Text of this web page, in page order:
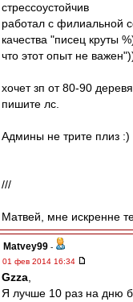
стрессоустойчив
работал с филиальной
качества "писец круты
что этот опыт не
хочет зп от 80-90
пишите лс.
Админы не трите плиз :)
///
Матвей, мне искренне
Matvey99 -
01 фев 2014 16:34
Gzza
Я лучше 10 раз на дню